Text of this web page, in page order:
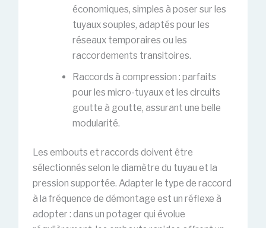
économiques, simples à poser sur les
tuyaux souples, adaptés pour les
réseaux temporaires ou les
raccordements transitoires.
Raccords à compression : parfaits
pour les micro-tuyaux et les circuits
goutte à goutte, assurant une belle
modularité.
Les embouts et raccords doivent être
sélectionnés selon le diamètre du tuyau et la
pression supportée. Adapter le type de raccord
à la fréquence de démontage est un réflexe à
adopter : dans un potager qui évolue